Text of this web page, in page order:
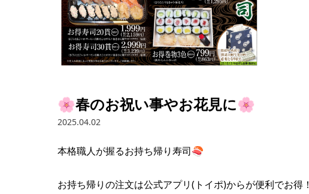
🌸春のお祝い事やお花見に🌸
2025.04.02
本格職人が握るお持ち帰り寿司🍣
お持ち帰りの注文は公式アプリ(トイポ)からが便利でお得！